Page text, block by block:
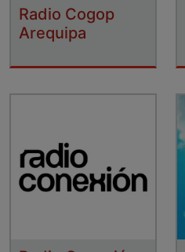
Radio Cogop
Arequipa